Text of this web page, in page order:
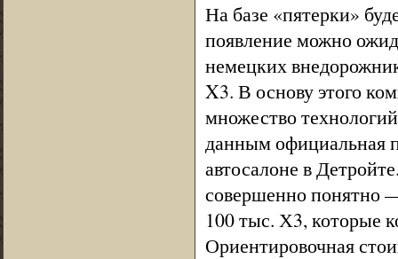
На базе «пятерки»
появление можно
немецких
X3. В основу этого
множество
данным официальная
автосалоне в
совершенно понятно
100 тыс. Х3, которые
Ориентировочная